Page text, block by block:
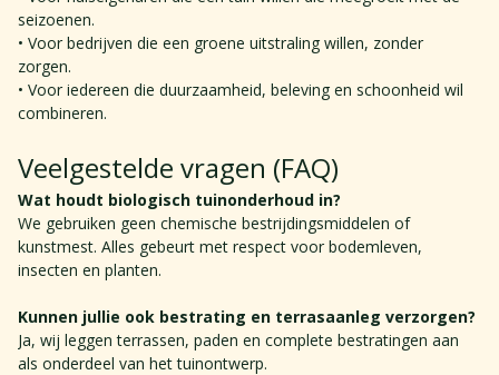
seizoenen.
• Voor bedrijven die een groene uitstraling willen, zonder
zorgen.
• Voor iedereen die duurzaamheid, beleving en schoonheid wil
combineren.
Veelgestelde vragen (FAQ)
Wat houdt biologisch tuinonderhoud in?​
We gebruiken geen chemische bestrijdingsmiddelen of
kunstmest. Alles gebeurt met respect voor bodemleven,
insecten en planten.
Kunnen jullie ook bestrating en terrasaanleg verzorgen?​
Ja, wij leggen terrassen, paden en complete bestratingen aan
als onderdeel van het tuinontwerp.